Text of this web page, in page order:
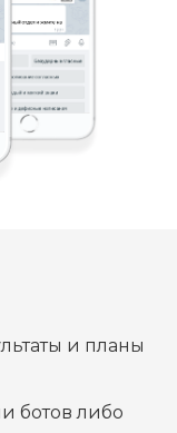
и планы
ботов либо